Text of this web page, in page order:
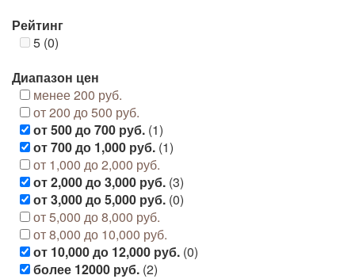
Рейтинг
5 (0)
Диапазон цен
менее 200 руб.
от 200 до 500 руб.
от 500 до 700 руб. (1)
от 700 до 1,000 руб. (1)
от 1,000 до 2,000 руб.
от 2,000 до 3,000 руб. (3)
от 3,000 до 5,000 руб. (0)
от 5,000 до 8,000 руб.
от 8,000 до 10,000 руб.
от 10,000 до 12,000 руб. (0)
более 12000 руб. (2)